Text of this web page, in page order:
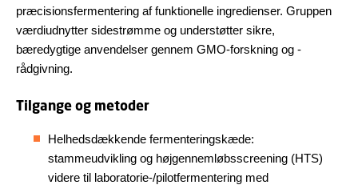
præcisionsfermentering af funktionelle ingredienser. Gruppen
værdiudnytter sidestrømme og understøtter sikre,
bæredygtige anvendelser gennem GMO-forskning og -
rådgivning.
Tilgange og metoder
Helhedsdækkende fermenteringskæde:
stammeudvikling og højgennemløbsscreening (HTS)
videre til laboratorie-/pilotfermentering med